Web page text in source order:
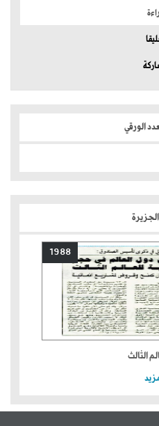
الورقي
1988
الثالث